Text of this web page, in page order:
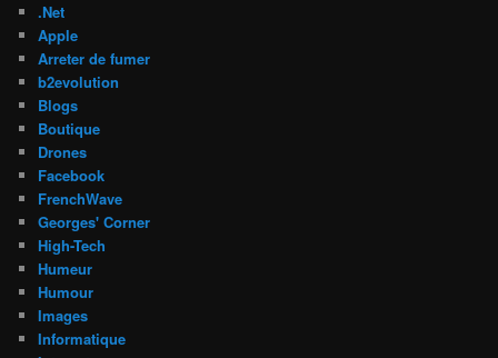
.Net
Apple
Arreter de fumer
b2evolution
Blogs
Boutique
Drones
Facebook
FrenchWave
Georges' Corner
High-Tech
Humeur
Humour
Images
Informatique